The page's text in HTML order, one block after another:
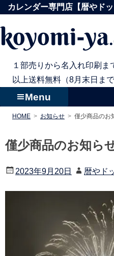
テ
キ
カレンダー専門店【暦やドッ
koyomi-ya
１部売りから名入れ印刷ま
以上送料無料（8月末日まで
Menu
HOME お知らせ 僅少商品のお
僅少商品のお知ら
2023年9月20日 暦やド